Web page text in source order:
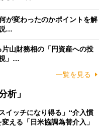
が変わったのかポイントを解
…
片山財務相の「円資産への投
」…
一覧を見る
析」
イッチになり得る」“介入慣
える「日米協調為替介入」